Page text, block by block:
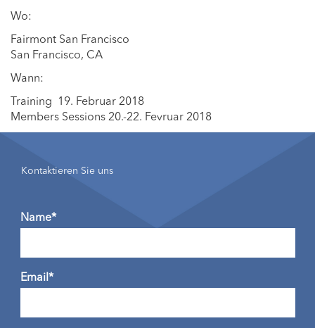
Wo:
Fairmont San Francisco
San Francisco, CA
Wann:
Training 19. Februar 2018
Members Sessions 20.-22. Fevruar 2018
Kontaktieren Sie uns
Name*
Email*